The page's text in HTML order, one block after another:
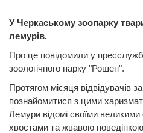
У Черкаському зоопарку
лемурів.
Про це повідомили у
зоологічного парку "Рошен".
Протягом місяця відвідувачів
познайомитися з цими
Лемури відомі своїми
хвостами та жвавою